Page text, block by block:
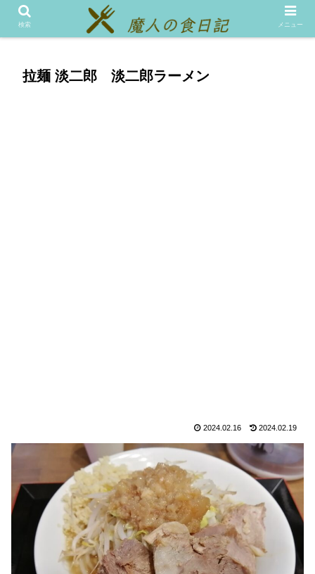
メニュー
拉麺 淡二郎 淡二郎ラーメン
2024.02.16 2024.02.19
検索 メニュー